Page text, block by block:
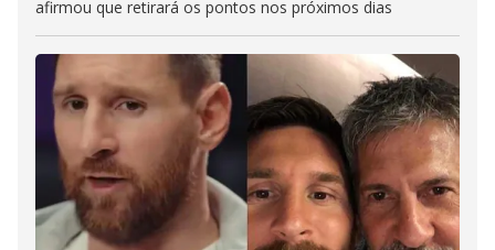
afirmou que retirará os pontos nos próximos dias